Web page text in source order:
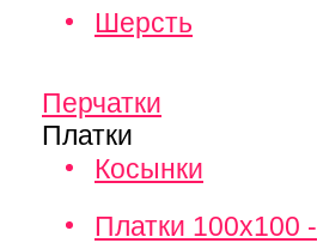
Шерсть
Перчатки
Платки
Косынки
Платки 100х100 -